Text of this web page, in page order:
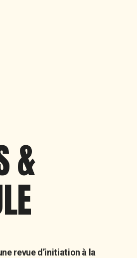
&
revue d’initiation à la